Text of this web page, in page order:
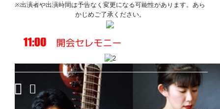
※出演者や出演時間は予告なく変更になる可能性があります。あら
かじめご了承ください。